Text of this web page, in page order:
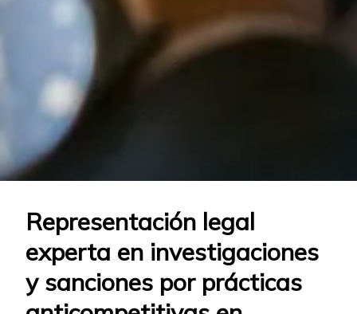
Representación legal
experta en investigaciones
y sanciones por prácticas